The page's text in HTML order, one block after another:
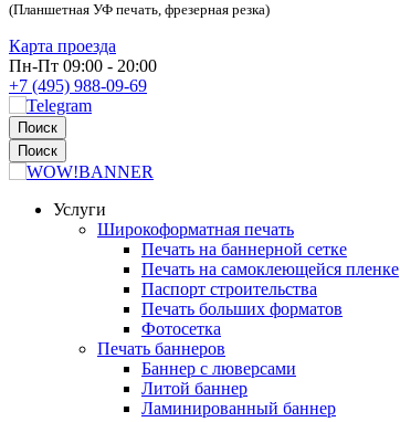
(Планшетная УФ печать, фрезерная резка)
Карта проезда
Пн-Пт 09:00 - 20:00
+7 (495) 988-09-69
Поиск
Поиск
Услуги
Широкоформатная печать
Печать на баннерной сетке
Печать на самоклеющейся пленке
Паспорт строительства
Печать больших форматов
Фотосетка
Печать баннеров
Баннер с люверсами
Литой баннер
Ламинированный баннер